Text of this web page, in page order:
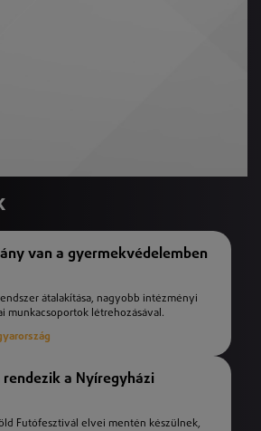
van a gyermekvédelemben
átalakítása, nagyobb intézményi
munkacsoportok létrehozásával.
rendezik a Nyíregyházi
Futófesztivál elvei mentén készülnek,